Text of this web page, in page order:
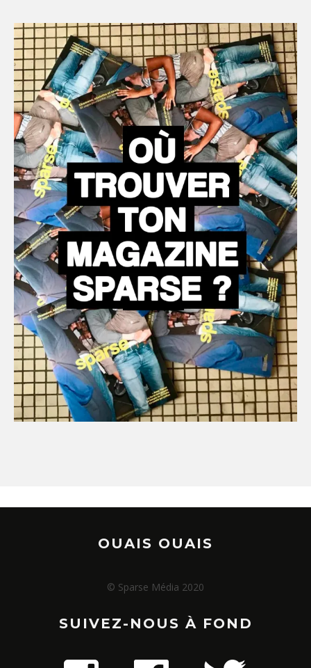
OUAIS OUAIS
© Sparse Média 2020
SUIVEZ-NOUS À FOND